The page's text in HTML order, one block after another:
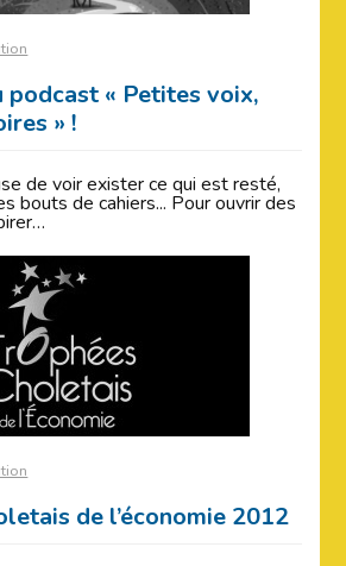
podcast « Petites voix,
» !
de voir exister ce qui est resté,
bouts de cahiers... Pour ouvrir des
de l’économie 2012